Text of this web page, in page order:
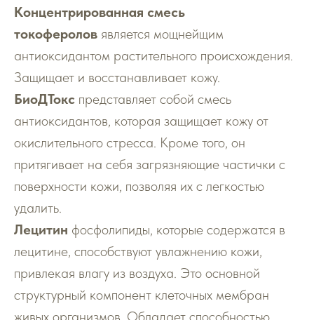
Концентрированная смесь
токоферолов является мощнейщим
антиоксидантом растительного происхождения.
Защищает и восстанавливает кожу.
БиоДТокс представляет собой смесь
антиоксидантов, которая защищает кожу от
окислительного стресса. Кроме того, он
притягивает на себя загрязняющие частички с
поверхности кожи, позволяя их с легкостью
удалить.
Лецитин фосфолипиды, которые содержатся в
лецитине, способствуют увлажнению кожи,
привлекая влагу из воздуха. Это основной
структурный компонент клеточных мембран